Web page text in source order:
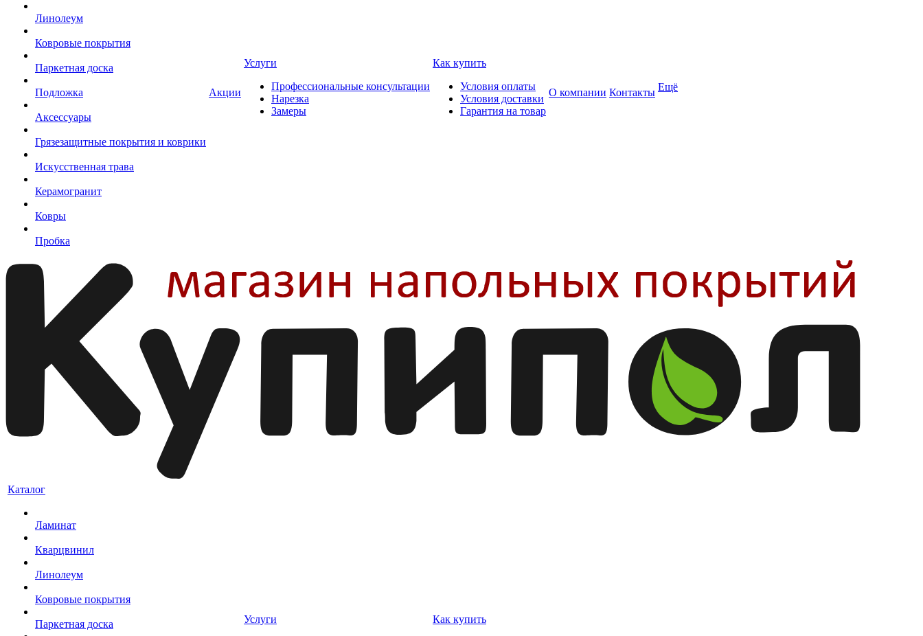
Линолеум
Ковровые покрытия
Паркетная доска
Подложка
Аксессуары
Грязезащитные покрытия и коврики
Искусственная трава
Керамогранит
Ковры
Пробка
Акции
Услуги
Профессиональные консультации
Нарезка
Замеры
Как купить
Условия оплаты
Условия доставки
Гарантия на товар
О компании Контакты Ещё
Каталог
Ламинат
Кварцвинил
Линолеум
Ковровые покрытия
Паркетная доска
Услуги
Как купить